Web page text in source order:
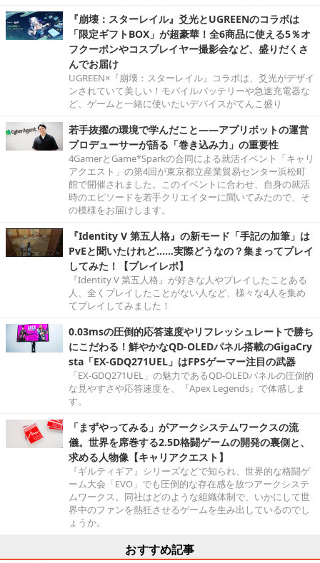
『崩壊：スターレイル』爻光とUGREENのコラボは
「限定ギフトBOX」が超豪華！全6商品に使える5％オ
フクーポンやコスプレイヤー撮影会など、盛りだくさ
んでお届け
UGREEN×『崩壊：スターレイル』コラボは、爻光がデザイ
ンされていて美しい！モバイルバッテリーや急速充電器な
ど、ゲームと一緒に使いたいデバイスがてんこ盛り
若手抜擢の環境で学んだこと――アプリボットの運営
プロデューサーが語る「巻き込み力」の重要性
4GamerとGame*Sparkの合同による就活イベント「キャリ
アクエスト」の第4回が東京都立産業貿易センター浜松町
館で開催されました。このイベントに合わせ、自身の就活
時のエピソードを若手クリエイターに聞いてみたので、そ
の模様をお届けします。
『Identity V 第五人格』の新モード「手記の加筆」は
PvEと聞いたけれど……実際どうなの？集まってプレイ
してみた！【プレイレポ】
『Identity V 第五人格』が好きな人やプレイしたことある
人、全くプレイしたことがない人など、様々な4人を集め
てプレイしてみました！
0.03msの圧倒的応答速度やリフレッシュレートで勝ち
にこだわる！鮮やかなQD-OLEDパネル搭載のGigaCry
sta「EX-GDQ271UEL」はFPSゲーマー注目の武器
「EX-GDQ271UEL」の魅力であるQD-OLEDパネルの圧倒的
な見やすさや応答速度を、『Apex Legends』で体感しま
す。
「まずやってみる」がアークシステムワークスの流
儀。世界を席巻する2.5D格闘ゲームの開発の裏側と、
求める人物像【キャリアクエスト】
『ギルティギア』シリーズなどで知られ、世界的な格闘ゲ
ーム大会「EVO」でも圧倒的な存在感を放つアークシステ
ムワークス。同社はどのような組織体制で、いかにして世
界中のファンを熱狂させるゲームを生み出しているのでし
ょうか。
おすすめ記事